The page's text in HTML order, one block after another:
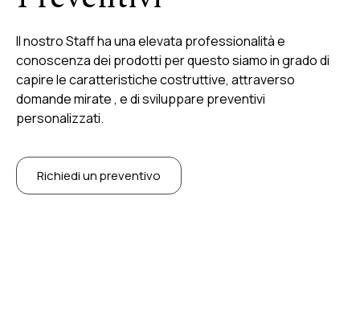
Il nostro Staff ha una elevata professionalità e
conoscenza dei prodotti per questo siamo in grado di
capire le caratteristiche costruttive, attraverso
domande mirate , e di sviluppare preventivi
personalizzati.
Richiedi un preventivo